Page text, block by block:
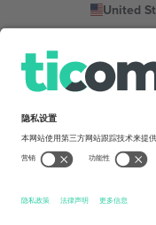
United
Bulgaria
Mexico
Av
平台提供